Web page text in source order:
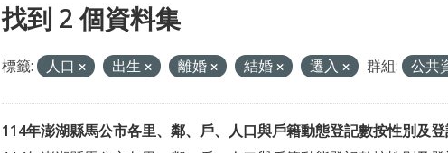
找到 2 個資料集
標籤: 人口 出生 離婚 結婚 遷入 群組: 公共
114年澎湖縣馬公市各里、鄰、戶、人口與戶籍動態登記數按性別及